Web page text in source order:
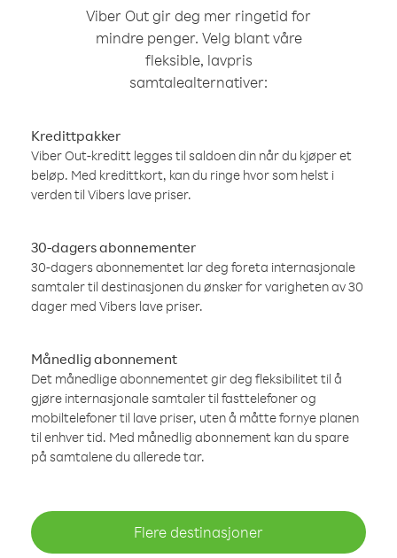
Viber Out gir deg mer ringetid for
mindre penger. Velg blant våre
fleksible, lavpris
samtalealternativer:
Kredittpakker
Viber Out-kreditt legges til saldoen din når du kjøper et
beløp. Med kredittkort, kan du ringe hvor som helst i
verden til Vibers lave priser.
30-dagers abonnementer
30-dagers abonnementet lar deg foreta internasjonale
samtaler til destinasjonen du ønsker for varigheten av 30
dager med Vibers lave priser.
Månedlig abonnement
Det månedlige abonnementet gir deg fleksibilitet til å
gjøre internasjonale samtaler til fasttelefoner og
mobiltelefoner til lave priser, uten å måtte fornye planen
til enhver tid. Med månedlig abonnement kan du spare
på samtalene du allerede tar.
Flere destinasjoner